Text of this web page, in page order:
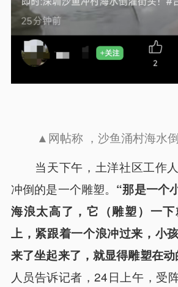
▲网帖称 ，沙鱼涌村海水倒
当天下午，土洋社区工作
冲倒的是一个雕塑。 “那是一个
海浪太高了，它（雕塑）一
上，紧跟着一个浪冲过来，小
来了坐起来了，就显得雕塑在
人员告诉记者，24日上午，受